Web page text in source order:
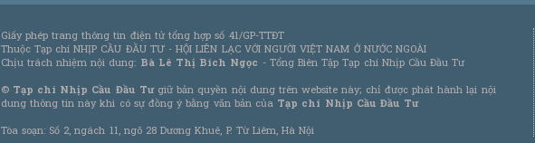
Giấy phép trang thông tin điện tử tổng hợp số 41/GP-TTĐT
Thuộc Tạp chí NHỊP CẦU ĐẦU TƯ - HỘI LIÊN LẠC VỚI NGƯỜI VIỆT NAM Ở NƯỚC NGOÀI
Chịu trách nhiệm nội dung: Bà Lê Thị Bích Ngọc - Tổng Biên Tập Tạp chí Nhịp Cầu Đầu Tư
© Tạp chí Nhịp Cầu Đầu Tưgiữ bản quyền nội dung trên website này; chỉ được phát hành lại nội
dung thông tin này khi có sự đồng ý bằng văn bản của Tạp chí Nhịp Cầu Đầu Tư
Tòa soạn: Số 2, ngách 11, ngõ 28 Dương Khuê, P. Từ Liêm, Hà Nội